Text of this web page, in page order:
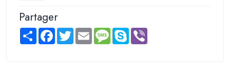
Partager
Share FacebookTwitter Email MessageSkype